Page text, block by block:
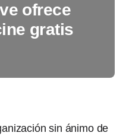
ofrece
gratis
sin ánimo de